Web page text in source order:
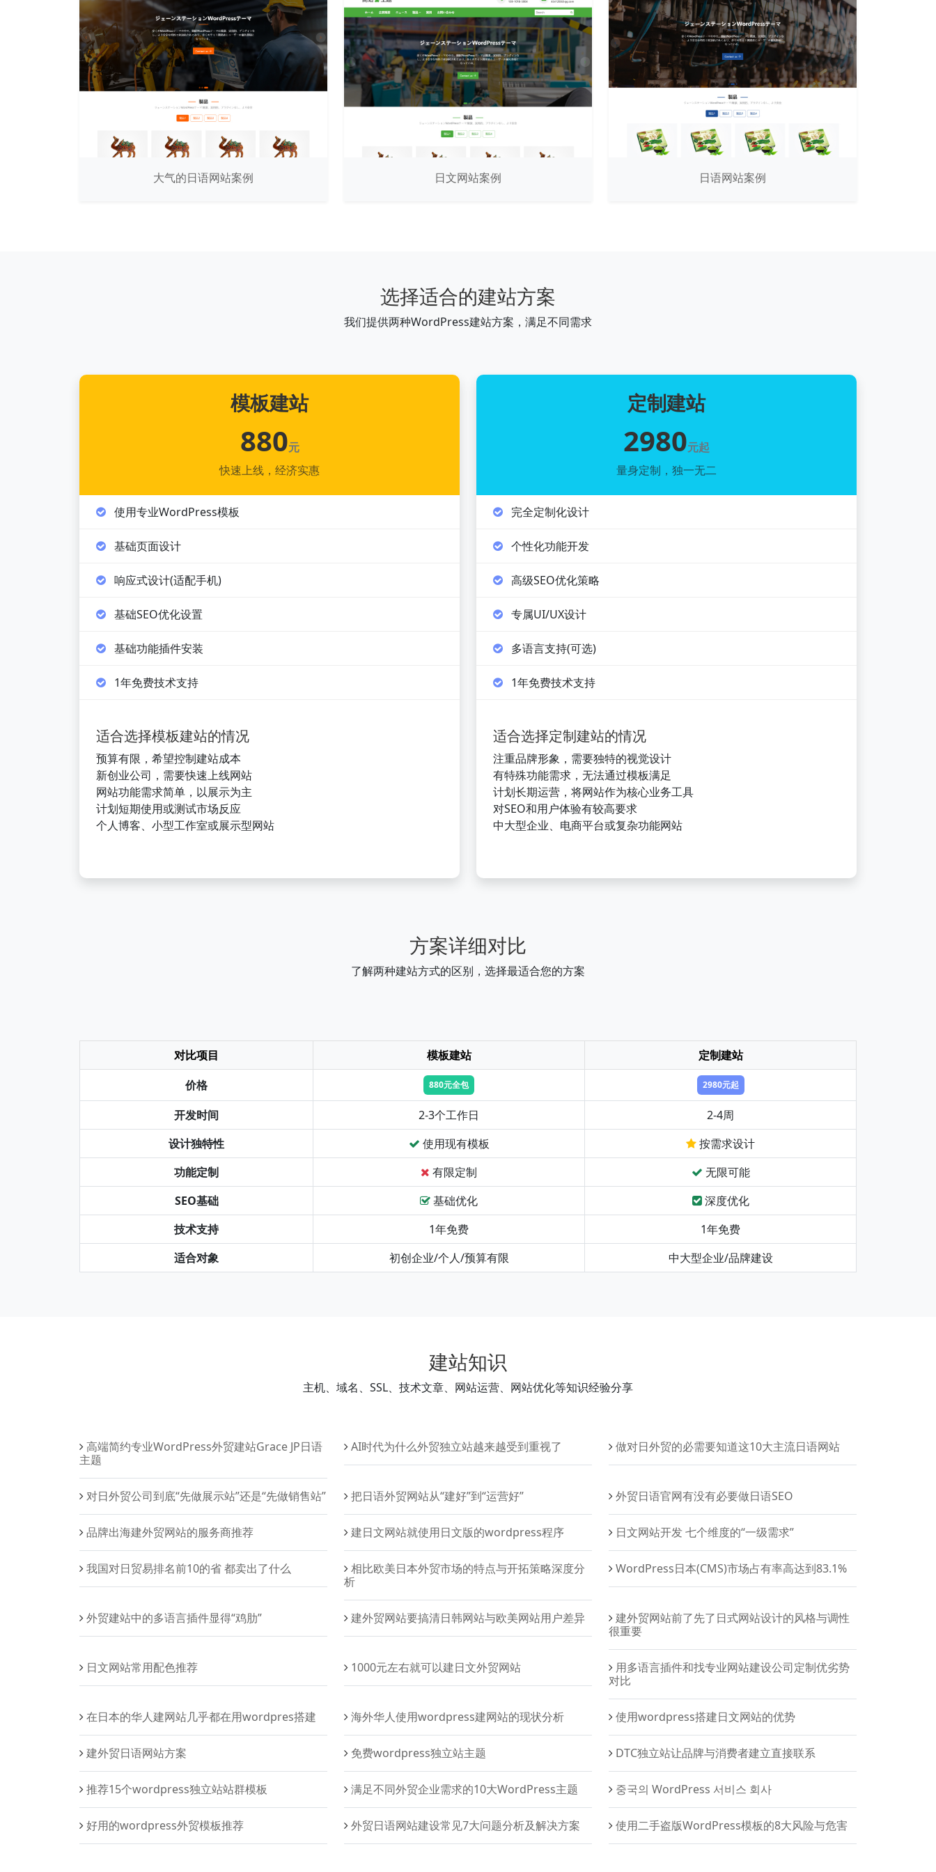
大气的日语网站案例 日文网站案例 日语网站案例
选择适合的建站方案
我们提供两种WordPress建站方案，满足不同需求
模板建站
880元
快速上线，经济实惠
使用专业WordPress模板
基础页面设计
响应式设计(适配手机)
基础SEO优化设置
基础功能插件安装
1年免费技术支持
适合选择模板建站的情况
预算有限，希望控制建站成本
新创业公司，需要快速上线网站
网站功能需求简单，以展示为主
计划短期使用或测试市场反应
个人博客、小型工作室或展示型网站
定制建站
2980元起
量身定制，独一无二
完全定制化设计
个性化功能开发
高级SEO优化策略
专属UI/UX设计
多语言支持(可选)
1年免费技术支持
适合选择定制建站的情况
注重品牌形象，需要独特的视觉设计
有特殊功能需求，无法通过模板满足
计划长期运营，将网站作为核心业务工具
对SEO和用户体验有较高要求
中大型企业、电商平台或复杂功能网站
方案详细对比
了解两种建站方式的区别，选择最适合您的方案
对比项目 模板建站
定制建站
价格
880元全包 2980元起
开发时间 2-3个工作日
2-4周
设计独特性
使用现有模板
按需求设计
功能定制
有限定制
无限可能
SEO基础
基础优化
深度优化
技术支持
1年免费
1年免费
适合对象
初创企业/个人/预算有限 中大型企业/品牌建设
建站知识
主机、域名、SSL、技术文章、网站运营、网站优化等知识经验分享
高端简约专业WordPress外贸建站Grace JP日语
主题
AI时代为什么外贸独立站越来越受到重视了 做对日外贸的必需要知道这10大主流日语网站
对日外贸公司到底“先做展示站”还是“先做销售站” 把日语外贸网站从“建好”到“运营好” 外贸日语官网有没有必要做日语SEO
品牌出海建外贸网站的服务商推荐 建日文网站就使用日文版的wordpress程序 日文网站开发 七个维度的“一级需求”
我国对日贸易排名前10的省 都卖出了什么
相比欧美日本外贸市场的特点与开拓策略深度分
析
WordPress日本(CMS)市场占有率高达到83.1%
外贸建站中的多语言插件显得“鸡肋” 建外贸网站要搞清日韩网站与欧美网站用户差异
建外贸网站前了先了日式网站设计的风格与调性
很重要
日文网站常用配色推荐 1000元左右就可以建日文外贸网站
用多语言插件和找专业网站建设公司定制优劣势
对比
在日本的华人建网站几乎都在用wordpres搭建 海外华人使用wordpress建网站的现状分析 使用wordpress搭建日文网站的优势
建外贸日语网站方案 免费wordpress独立站主题 DTC独立站让品牌与消费者建立直接联系
推荐15个wordpress独立站站群模板 满足不同外贸企业需求的10大WordPress主题 중국의 WordPress 서비스 회사
好用的wordpress外贸模板推荐 外贸日语网站建设常见7大问题分析及解决方案 使用二手盗版WordPress模板的8大风险与危害